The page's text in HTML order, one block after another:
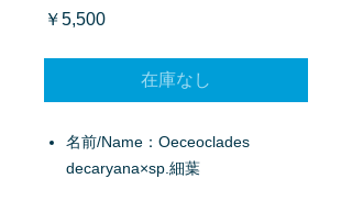
￥5,500価
在庫なし
名前/Name：Oeceoclades
decaryana×sp.細葉